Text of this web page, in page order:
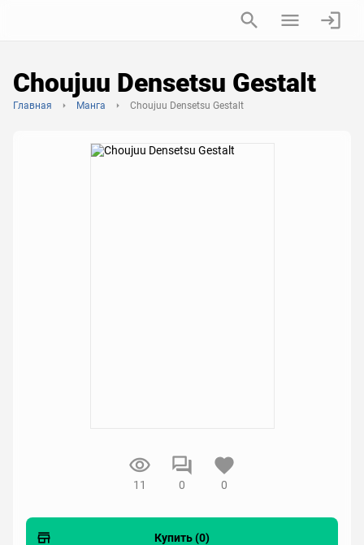
Choujuu Densetsu Gestalt
Главная Манга Choujuu Densetsu Gestalt
11 0 0
Купить (0)